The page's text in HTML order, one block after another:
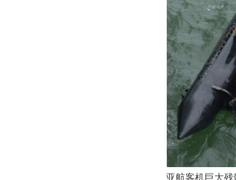
亚航客机巨大残骸